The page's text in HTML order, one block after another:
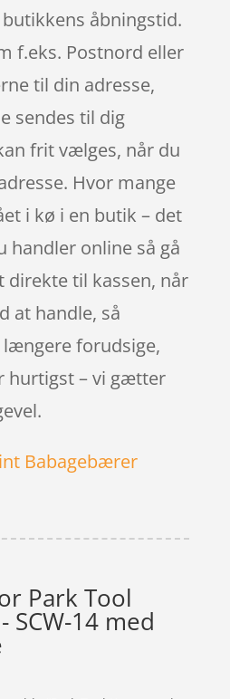
åbningstid.
f.eks. Postnord eller
til din adresse,
sendes til dig
frit vælges, når du
Hvor mange
i kø i en butik – det
handler online så gå
til kassen, når
at handle, så
forudsige,
hurtigst – vi gætter
Babagebærer
Park Tool
SCW-14 med